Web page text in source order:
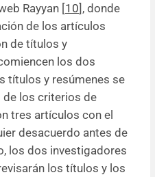
Rayyan [10], donde
de los artículos
de títulos y
los dos
títulos y resúmenes se
de los criterios de
tres artículos con el
desacuerdo antes de
los dos investigadores
los títulos y los